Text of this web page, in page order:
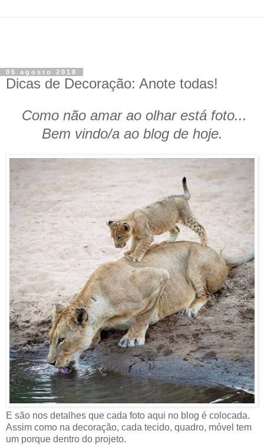
05 agosto 2018
Dicas de Decoração: Anote todas!
Como não amar ao olhar está foto...
Bem vindo/a ao blog de hoje.
E são nos detalhes que cada foto aqui no blog é colocada.
Assim como na decoração, cada tecido, quadro, móvel tem
um porque dentro do projeto.